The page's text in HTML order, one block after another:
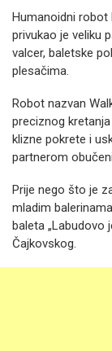
Humanoidni robot
privukao je veliku
valcer, baletske
plesačima.
Robot nazvan
preciznog
klizne pokrete i
partnerom
Prije nego što je
mladim
baleta „Labudovo
Čajkovskog.